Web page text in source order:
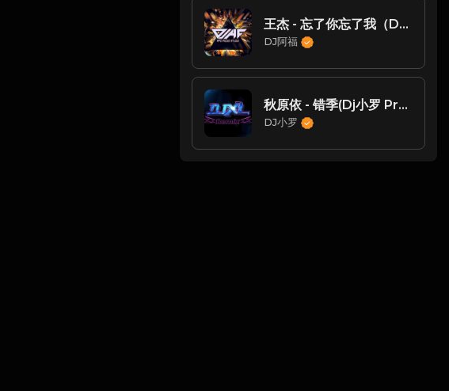
王杰 - 忘了你忘了我（DJ阿福 Remix）
DJ阿福
秋原依 - 错季(Dj小罗 ProgHouse Mix国语女)
DJ小罗